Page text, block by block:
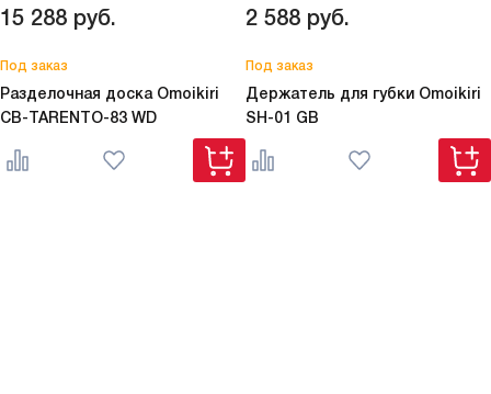
15 288 руб.
Под заказ
Разделочная доска Omoikiri
CB-TARENTO-83 WD
2 588 руб.
Под заказ
Держатель для губки Omoikiri
SH-01 GB